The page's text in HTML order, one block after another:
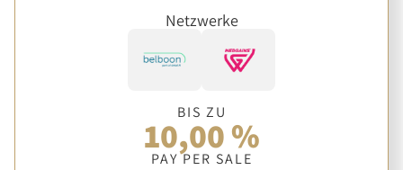
Netzwerke
BIS ZU
10,00 %
PAY PER SALE